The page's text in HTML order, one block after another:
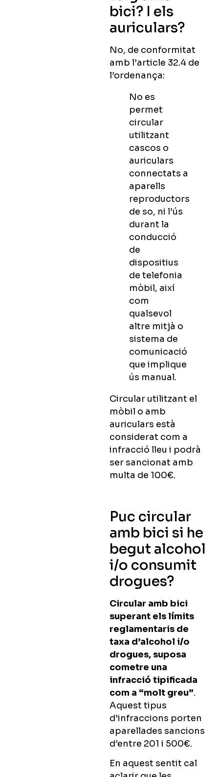
bici? I els
auriculars?
No, de conformitat
amb l’article 32.4 de
l’ordenança:
No es
permet
circular
utilitzant
cascos o
auriculars
connectats a
aparells
reproductors
de so, ni l’ús
durant la
conducció
de
dispositius
de telefonia
mòbil, així
com
qualsevol
altre mitjà o
sistema de
comunicació
que implique
ús manual.
Circular utilitzant el
mòbil o amb
auriculars està
considerat com a
infracció lleu i podrà
ser sancionat amb
multa de 100€.
Puc circular
amb bici si he
begut alcohol
i/o consumit
drogues?
Circular amb bici
superant els límits
reglamentaris de
taxa d’alcohol i/o
drogues, suposa
cometre una
infracció tipificada
com a “molt greu”.
Aquest tipus
d’infraccions porten
aparellades sancions
d’entre 201 i 500€.
En aquest sentit cal